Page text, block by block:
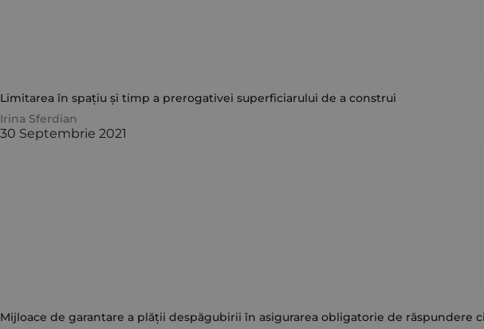
Limitarea în spațiu și timp a prerogativei superficiarului de a construi
Irina Sferdian
30 Septembrie 2021
Mijloace de garantare a plății despăgubirii în asigurarea obligatorie de